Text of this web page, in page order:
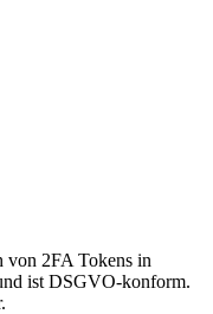
von 2FA Tokens in
ist DSGVO-konform.